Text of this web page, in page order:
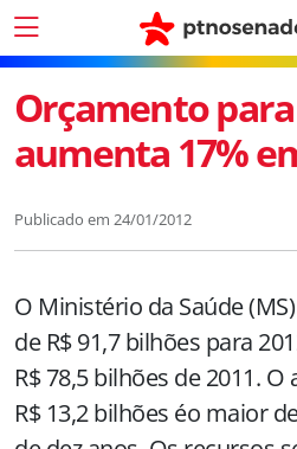
Orçamento
aumenta 17%
Publicado em 24/01/2012
O Ministério da Saúde
de R$ 91,7 bilhões para
R$ 78,5 bilhões de 2011.
R$ 13,2 bilhões éo maior